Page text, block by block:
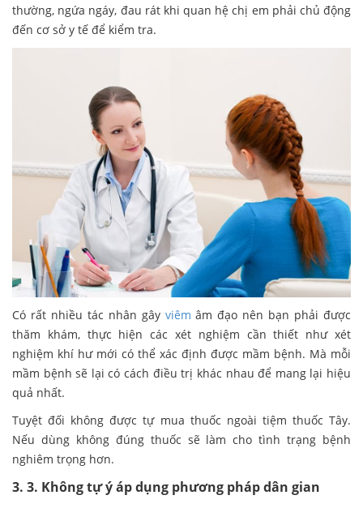
thường, ngứa ngáy, đau rát khi quan hệ chị em phải chủ động
đến cơ sở y tế để kiểm tra.
Có rất nhiều tác nhân gây viêm âm đạo nên bạn phải được
thăm khám, thực hiện các xét nghiệm cần thiết như xét
nghiệm khí hư mới có thể xác định được mầm bệnh. Mà mỗi
mầm bệnh sẽ lại có cách điều trị khác nhau để mang lại hiệu
quả nhất.
Tuyệt đối không được tự mua thuốc ngoài tiệm thuốc Tây.
Nếu dùng không đúng thuốc sẽ làm cho tình trạng bệnh
nghiêm trọng hơn.
3. 3. Không tự ý áp dụng phương pháp dân gian